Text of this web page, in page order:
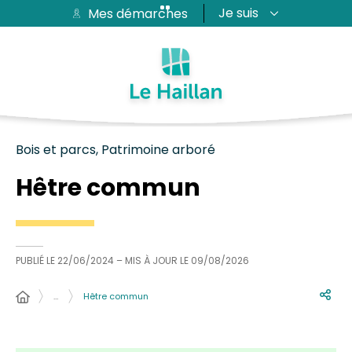
Aide et accessibilité
Passer au menu
Passer au contenuMes démarches Je suis
Bois et parcs, Patrimoine arboré
Hêtre commun
PUBLIÉ LE 22/06/2024 – MIS À JOUR LE 09/08/2026
… Hêtre commun